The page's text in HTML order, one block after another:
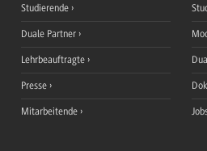
Studierende
Duale Partner
Lehrbeauftragte
Presse
Mitarbeitende